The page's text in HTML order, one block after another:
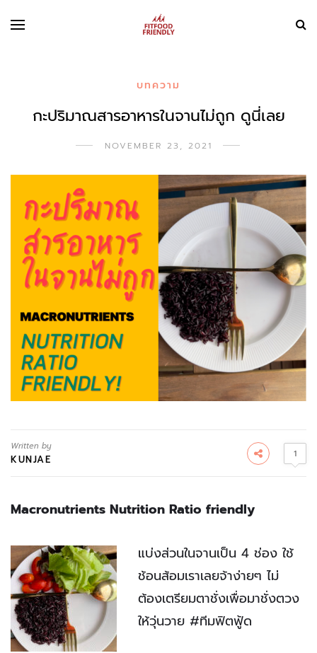
บทความ
กะปริมาณสารอาหารในจานไม่ถูก ดูนี่เลย
NOVEMBER 23, 2021
Written by
KUNJAE 1
Macronutrients Nutrition Ratio friendly
แบ่งส่วนในจานเป็น 4 ช่อง ใช้
ช้อนส้อมเราเลยจ้าง่ายๆ ไม่
ต้องเตรียมตาชั่งเพื่อมาชั่งตวง
ให้วุ่นวาย #ทีมฟิตฟู้ด